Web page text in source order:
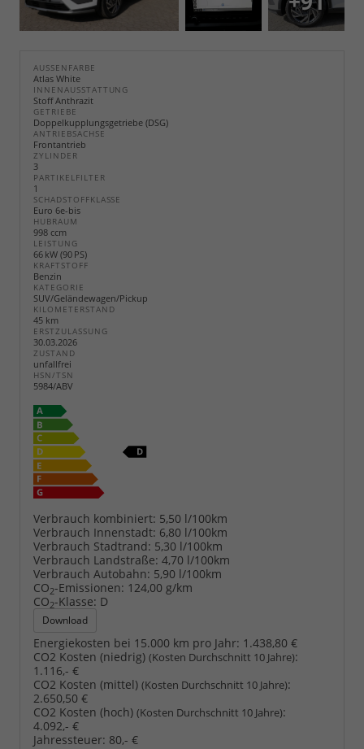
AUSSENFARBE
Atlas White
INNENAUSSTATTUNG
Stoff Anthrazit
GETRIEBE
Doppelkupplungsgetriebe (DSG)
ANTRIEBSACHSE
Frontantrieb
ZYLINDER
3
PARTIKELFILTER
1
SCHADSTOFFKLASSE
Euro 6e-bis
HUBRAUM
998 ccm
LEISTUNG
66 kW (90 PS)
KRAFTSTOFF
Benzin
KATEGORIE
SUV/Geländewagen/Pickup
KILOMETERSTAND
45 km
ERSTZULASSUNG
30.03.2026
ZUSTAND
unfallfrei
HSN/TSN
5984/ABV
Verbrauch kombiniert: 5,50 l/100km
Verbrauch Innenstadt: 6,80 l/100km
Verbrauch Stadtrand: 5,30 l/100km
Verbrauch Landstraße: 4,70 l/100km
Verbrauch Autobahn: 5,90 l/100km
CO2-Emissionen: 124,00 g/km
CO2-Klasse: D
Download
Energiekosten bei 15.000 km pro Jahr: 1.438,80 €
CO2 Kosten (niedrig) (Kosten Durchschnitt 10 Jahre):
1.116,- €
CO2 Kosten (mittel) (Kosten Durchschnitt 10 Jahre):
2.650,50 €
CO2 Kosten (hoch) (Kosten Durchschnitt 10 Jahre):
4.092,- €
Jahressteuer: 80,- €